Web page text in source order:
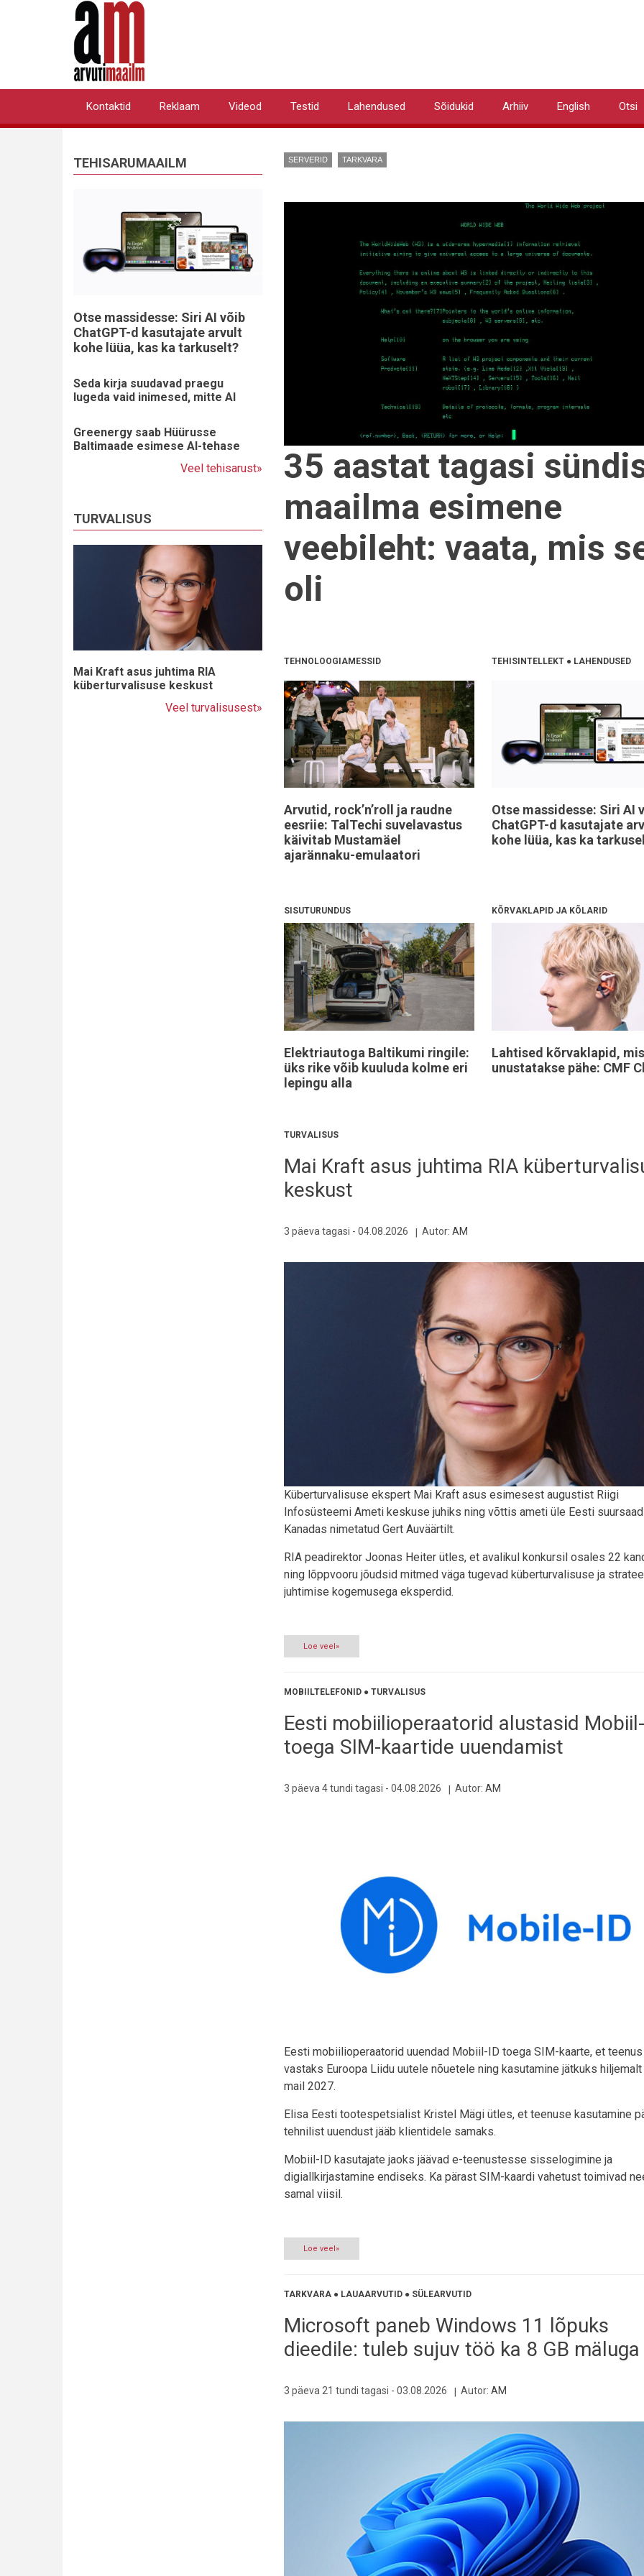
Primary
Kontaktid Reklaam Videod Testid Lahendused Sõidukid Arhiiv English Otsi
TEHISARUMAAILM
Otse massidesse: Siri AI võib
ChatGPT-d kasutajate arvult
kohe lüüa, kas ka tarkuselt?
Seda kirja suudavad praegu
lugeda vaid inimesed, mitte AI
Greenergy saab Hüürusse
Baltimaade esimese AI-tehase
Veel tehisarust»
TURVALISUS
Mai Kraft asus juhtima RIA
küberturvalisuse keskust
Veel turvalisusest»
SERVERID TARKVARA
35 aastat tagasi
maailma esimene
veebileht: vaata, mis
oli
TEHNOLOOGIAMESSID
Arvutid, rock’n’roll ja raudne
eesriie: TalTechi suvelavastus
käivitab Mustamäel
ajarännaku-emulaatori
TEHISINTELLEKT ● LAHENDUSED
Otse massidesse: Siri AI
ChatGPT-d kasutajate
kohe lüüa, kas ka
SISUTURUNDUS
Elektriautoga Baltikumi ringile:
üks rike võib kuuluda kolme eri
lepingu alla
KÕRVAKLAPID JA KÕLARID
Lahtised kõrvaklapid, mis
unustatakse pähe: CMF
TURVALISUS
Mai Kraft asus juhtima RIA
keskust
3 päeva tagasi - 04.08.2026 Autor: AM
Küberturvalisuse ekspert Mai Kraft asus esimesest augustist Riigi
Infosüsteemi Ameti keskuse juhiks ning võttis ameti üle Eesti
Kanadas nimetatud Gert Auväärtilt.
RIA peadirektor Joonas Heiter ütles, et avalikul konkursil osales 22
ning lõppvooru jõudsid mitmed väga tugevad küberturvalisuse ja
juhtimise kogemusega eksperdid.
Loe veel»
MOBIILTELEFONID● TURVALISUS
Eesti mobiilioperaatorid alustasid
toega SIM-kaartide uuendamist
3 päeva 4 tundi tagasi - 04.08.2026 Autor: AM
Eesti mobiilioperaatorid uuendad Mobiil-ID toega SIM-kaarte, et teenus
vastaks Euroopa Liidu uutele nõuetele ning kasutamine jätkuks hiljemalt
mail 2027.
Elisa Eesti tootespetsialist Kristel Mägi ütles, et teenuse kasutamine
tehnilist uuendust jääb klientidele samaks.
Mobiil-ID kasutajate jaoks jäävad e-teenustesse sisselogimine ja
digiallkirjastamine endiseks. Ka pärast SIM-kaardi vahetust toimivad
samal viisil.
Loe veel»
TARKVARA● LAUAARVUTID● SÜLEARVUTID
Microsoft paneb Windows 11 lõpuks
dieedile: tuleb sujuv töö ka 8 GB mäluga
3 päeva 21 tundi tagasi - 03.08.2026 Autor: AM